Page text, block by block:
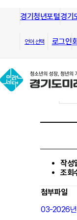
경기청년포털경기
언어 선택 로그인
모든 방향으
경기도
작성
조회
첨부파일
03-2026년